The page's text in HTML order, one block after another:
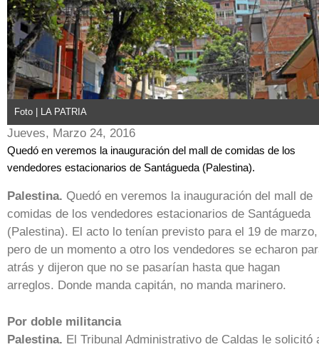
Foto | LA PATRIA
Jueves, Marzo 24, 2016
Quedó en veremos la inauguración del mall de comidas de los
vendedores estacionarios de Santágueda (Palestina).
Palestina. Quedó en veremos la inauguración del mall de
comidas de los vendedores estacionarios de Santágueda
(Palestina). El acto lo tenían previsto para el 19 de marzo,
pero de un momento a otro los vendedores se echaron
atrás y dijeron que no se pasarían hasta que hagan
arreglos. Donde manda capitán, no manda marinero.
Por doble militancia
Palestina. El Tribunal Administrativo de Caldas le solicitó